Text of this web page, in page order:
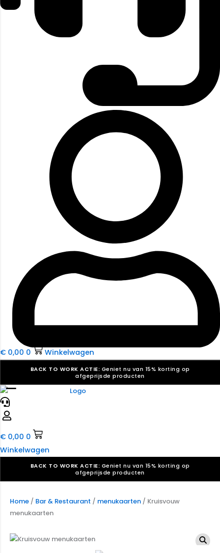
€ 0,00 0 Winkelwagen
BACK TO WORK ACTIE: Geniet nu van 15% korting op
afgeprijsde producten
Verkiezingsdrukwerk nodig? Maak indruk, win stemmen.
☰
€ 0,00 0
Winkelwagen
BACK TO WORK ACTIE: Geniet nu van 15% korting op
afgeprijsde producten
Bekijk ons aanbod.
Speciaal verzoek? We maken graag een offerte die
Home / Bar & Restaurant / menukaarten / Kruisvouw
menukaarten